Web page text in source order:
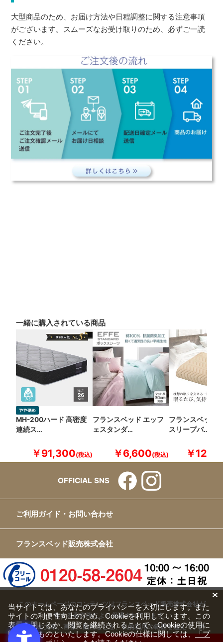
大型商品のため、お届け方法や日程調整に関する注意事項
がございます。スムーズなお受け取りのため、必ずご一読
ください。
一緒に購入されている商品
MH-200ハード 高密度
連続ス…
￥91,300
フランスベッド エッフ
ェスタンダ…
￥6,600
フランスベッド
スリープバ…
￥
OFFICIAL SNS
ご利用ガイド・お問い合わせ
フランスベッド販売株式会社
このホームページのコンテンツはフランスベッド販売株式会社が
有する著作権により保護されています。
すべての文章、画像、動画などを、私的利用の範囲を超えて、許
可なく複製、改変、転載することは禁じられています。
当サイトでは、あなたのプライバシーを大切にします。また
サイトの利便性向上のため、Cookieを利用しています。この
表示を閉じるか、閲覧を継続されることで、Cookieの使用に
同意するものといたします。Cookieの仕様に関しては、「プ